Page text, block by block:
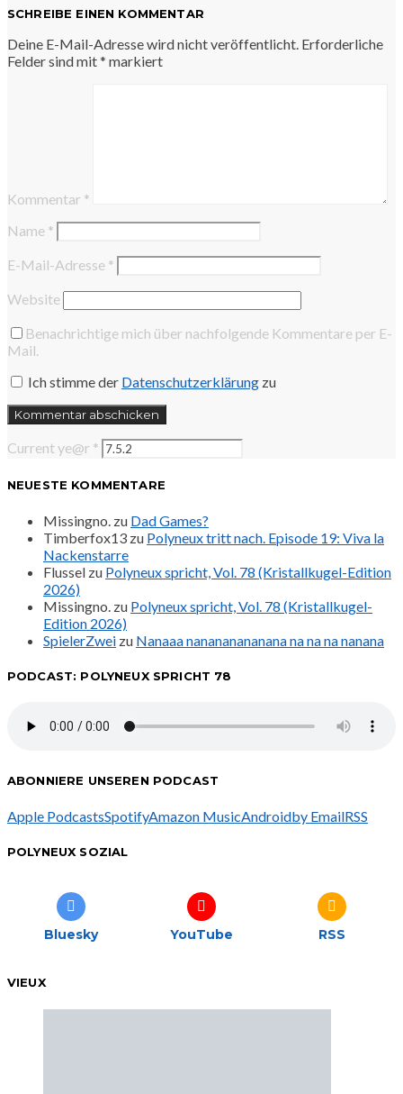
SCHREIBE EINEN KOMMENTAR
Deine E-Mail-Adresse wird nicht veröffentlicht. Erforderliche
Felder sind mit* markiert
Kommentar *
Name *
E-Mail-Adresse *
Website
Benachrichtige mich über nachfolgende Kommentare per E-
Mail.
Ich stimme der Datenschutzerklärung zu
Current ye@r *
NEUESTE KOMMENTARE
Missingno. zu Dad Games?
Timberfox13 zu Polyneux tritt nach. Episode 19: Viva la
Nackenstarre
Flussel zu Polyneux spricht, Vol. 78 (Kristallkugel-Edition
2026)
Missingno. zu Polyneux spricht, Vol. 78 (Kristallkugel-
Edition 2026)
SpielerZwei zu Nanaaa nanananananana na na na nanana
PODCAST: POLYNEUX SPRICHT 78
ABONNIERE UNSEREN PODCAST
Apple PodcastsSpotifyAmazon MusicAndroidby EmailRSS
POLYNEUX SOZIAL
Bluesky YouTube RSS
VIEUX